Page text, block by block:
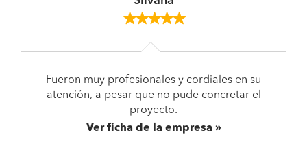
Fueron muy profesionales y cordiales en su
atención, a pesar que no pude concretar el
proyecto.
Ver ficha de la empresa